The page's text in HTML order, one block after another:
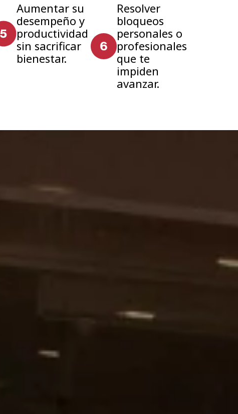
Aumentar su
desempeño y
productividad
sin sacrificar
bienestar.
Resolver
bloqueos
personales o
profesionales
que te
impiden
avanzar.